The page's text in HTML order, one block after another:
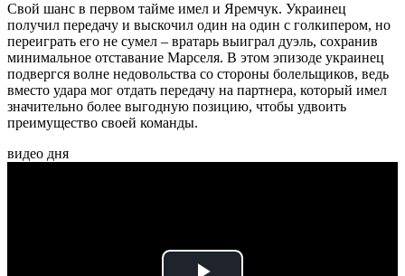
Свой шанс в первом тайме имел и Яремчук. Украинец
получил передачу и выскочил один на один с голкипером, но
переиграть его не сумел – вратарь выиграл дуэль, сохранив
минимальное отставание Марселя. В этом эпизоде украинец
подвергся волне недовольства со стороны болельщиков, ведь
вместо удара мог отдать передачу на партнера, который имел
значительно более выгодную позицию, чтобы удвоить
преимущество своей команды.
видео дня